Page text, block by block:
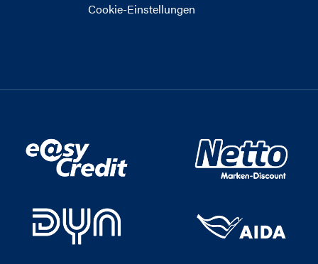
Cookie-Einstellungen